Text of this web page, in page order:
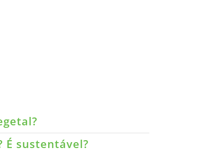
sustentável?